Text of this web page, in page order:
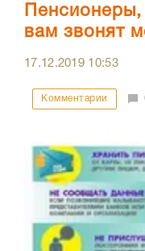
вам звонят
17.12.2019 10:53
Комментарии